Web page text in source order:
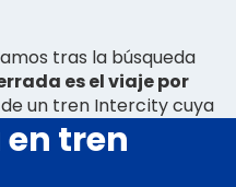
tras la búsqueda
es el viaje por
un tren Intercity cuya
tren